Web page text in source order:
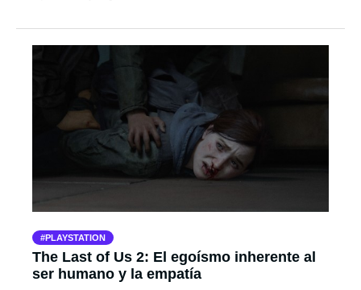
PLAYSTATION
The Last of Us 2: El egoísmo inherente al
ser humano y la empatía